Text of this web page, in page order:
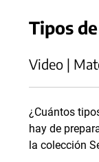
Tipos
Video |
¿Cuántos
hay de
la colección